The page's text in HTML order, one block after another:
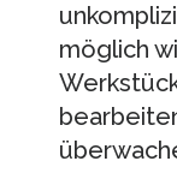
möglich